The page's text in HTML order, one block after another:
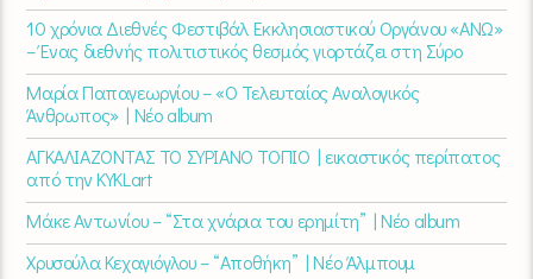
10 χρόνια Διεθνές Φεστιβάλ Εκκλησιαστικού Οργάνου «ΑΝΩ»
– Ένας διεθνής πολιτιστικός θεσμός γιορτάζει στη Σύρο​
Μαρία Παπαγεωργίου – «Ο Τελευταίος Αναλογικός
Άνθρωπος» | Νέο album
ΑΓΚΑΛΙΑΖΟΝΤΑΣ ΤΟ ΣΥΡΙΑΝΟ ΤΟΠΙΟ | εικαστικός περίπατος
από την KYKLart
Μάκε Αντωνίου – “Στα χνάρια του ερημίτη” | Νέο album
Χρυσούλα Κεχαγιόγλου – “Αποθήκη” | Νέο Άλμπουμ